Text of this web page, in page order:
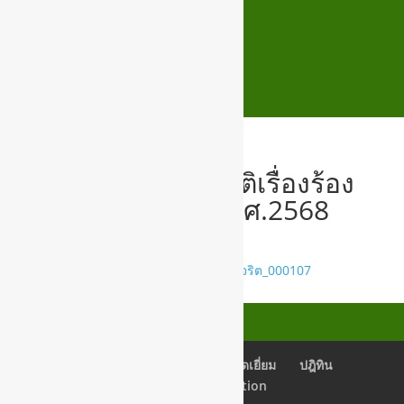
O18 (2) ข้อมูลสถิติเรื่องร้อง
เรียนการทุจริต พ.ศ.2568
018(2) ข้อมูลสถิติเรื่องร้องเรียนการทุจริต_000107
สมุดเยี่ยม
ปฎิทิน
Newsletter Subscription